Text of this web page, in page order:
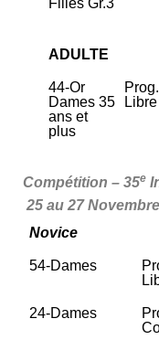
Filles Gr.3
ADULTE
44-Or
Dames 35
ans et
plus
Prog.
Libre
Compétition – 35e
25 au 27
Novice
54-Dames
24-Dames